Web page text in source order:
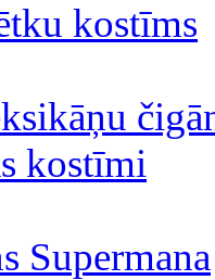
kostīms
kostīmi
Supermana